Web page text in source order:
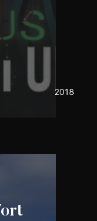
2018